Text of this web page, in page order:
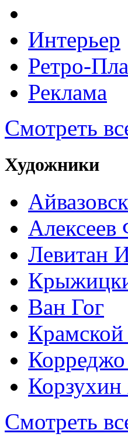
Интерьер
Ретро-
Реклама
Смотреть
Художники
Алексеев
Левитан
Ван Гог
Смотреть